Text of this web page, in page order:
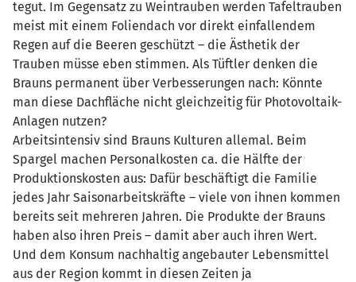
tegut. Im Gegensatz zu Weintrauben werden Tafeltrauben
meist mit einem Foliendach vor direkt einfallendem
Regen auf die Beeren geschützt – die Ästhetik der
Trauben müsse eben stimmen. Als Tüftler denken die
Brauns permanent über Verbesserungen nach: Könnte
man diese Dachfläche nicht gleichzeitig für Photovoltaik-
Anlagen nutzen?
Arbeitsintensiv sind Brauns Kulturen allemal. Beim
Spargel machen Personalkosten ca. die Hälfte der
Produktionskosten aus: Dafür beschäftigt die Familie
jedes Jahr Saisonarbeitskräfte – viele von ihnen kommen
bereits seit mehreren Jahren. Die Produkte der Brauns
haben also ihren Preis – damit aber auch ihren Wert.
Und dem Konsum nachhaltig angebauter Lebensmittel
aus der Region kommt in diesen Zeiten ja